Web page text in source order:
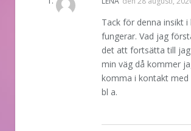
Tack för denna insikt i
fungerar. Vad jag
det att fortsätta till
min väg då kommer
komma i kontakt med
bl a.